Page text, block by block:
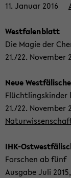
11. Ja­nu­ar 2016
West­fa­len­blatt
Die Magie der
21./22. No­vem­ber
Neue West­fä­li­sche
Flücht­lings­kin­der
21./22.
IHK-​
For­schen ab fünf
Aus­ga­be Juli 2015,